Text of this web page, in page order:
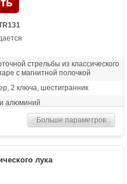
стрельбы из классического
с магнитной полочкой
2 ключа, шестигранник
алюминий
Больше параметров
лука